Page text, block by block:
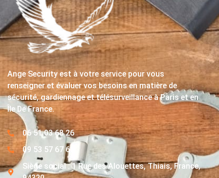
Ange Security est à votre service pour vous
renseigner et évaluer vos besoins en matière de
sécurité, gardiennage et télésurveillance à Paris et en
Île De France.
06 51 03 68 26
09 53 57 67 63
Siège social : 1 Rue des Alouettes, Thiais, France,